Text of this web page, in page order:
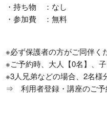
・持ち物 ：なし
・参加費 ：無料
※必ず保護者の方がご同伴く
※ご予約時、大人【0名】、
※3人兄弟などの場合、2名様
⇒利用者登録・講座のご